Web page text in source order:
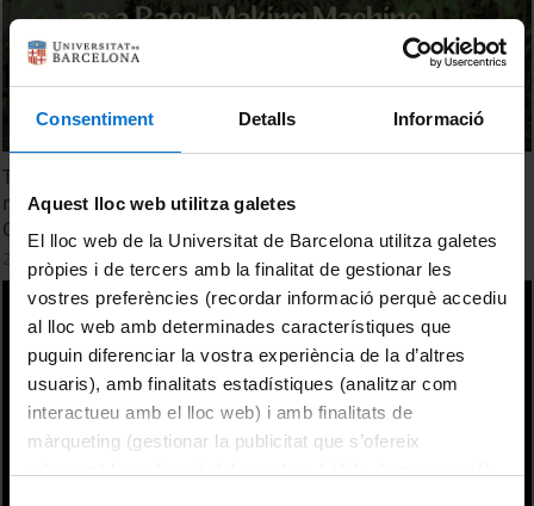
Consentiment Detalls Informació
Aquest lloc web utilitza galetes
El lloc web de la Universitat de Barcelona utilitza galetes
pròpies i de tercers amb la finalitat de gestionar les
vostres preferències (recordar informació perquè accediu
al lloc web amb determinades característiques que
puguin diferenciar la vostra experiència de la d’altres
usuaris), amb finalitats estadístiques (analitzar com
interactueu amb el lloc web) i amb finalitats de
màrqueting (gestionar la publicitat que s’ofereix
The persistence of the plantation as a race-making
machine: notes from post-abolition sugar societies.
Cristiana Bastos
25 Junio, 2026